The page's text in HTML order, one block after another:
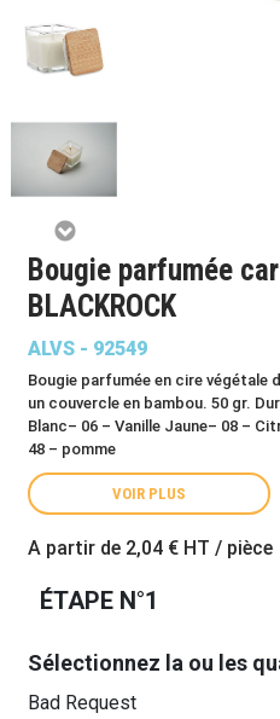
Bougie parfumée
BLACKROCK
ALVS - 92549
Bougie parfumée en cire végétale
un couvercle en bambou. 50 gr.
Blanc– 06 – Vanille Jaune– 08 –
48 – pomme
VOIR PLUS
A partir de 2,04 € HT / pièce
ÉTAPE N°1
Sélectionnez la ou les
Bad Request